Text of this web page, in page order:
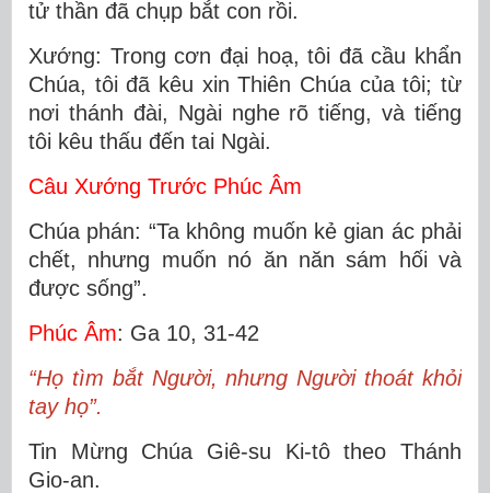
tử thần đã chụp bắt con rồi.
Xướng: Trong cơn đại hoạ, tôi đã cầu khẩn
Chúa, tôi đã kêu xin Thiên Chúa của tôi; từ
nơi thánh đài, Ngài nghe rõ tiếng, và tiếng
tôi kêu thấu đến tai Ngài.
Câu Xướng Trước Phúc Âm
Chúa phán: “Ta không muốn kẻ gian ác phải
chết, nhưng muốn nó ăn năn sám hối và
được sống”.
Phúc Âm: Ga 10, 31-42
“Họ tìm bắt Người, nhưng Người thoát khỏi
tay họ”.
Tin Mừng Chúa Giê-su Ki-tô theo Thánh
Gio-an.